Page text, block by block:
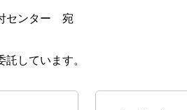
ンター 宛
しています。